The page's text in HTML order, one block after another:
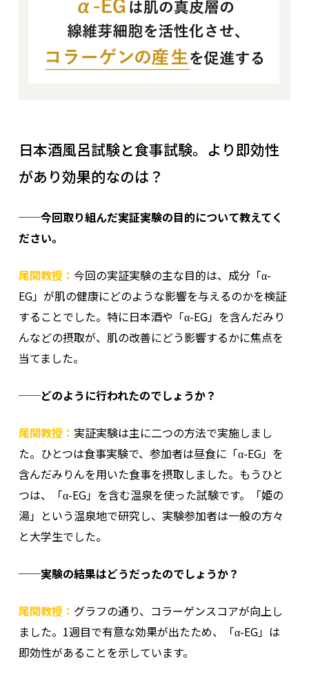
日本酒風呂試験と食事試験。より即効性
があり効果的なのは？
──今回取り組んだ実証実験の目的について教えてく
ださい。
尾関教授： 今回の実証実験の主な目的は、成分「α-
EG」が肌の健康にどのような影響を与えるのかを検証
することでした。特に日本酒や「α-EG」を含んだみり
んなどの摂取が、肌の改善にどう影響するかに焦点を
当てました。
──どのように行われたのでしょうか？
尾関教授： 実証実験は主に二つの方法で実施しまし
た。ひとつは食事実験で、参加者は昼食に「α-EG」を
含んだみりんを用いた食事を摂取しました。もうひと
つは、「α-EG」を含む温泉を使った試験です。「姫の
湯」という温泉地で研究し、実験参加者は一般の方々
と大学生でした。
──実験の結果はどうだったのでしょうか？
尾関教授： グラフの通り、コラーゲンスコアが向上し
ました。1週目で有意な効果が出たため、「α-EG」は
即効性があることを示しています。